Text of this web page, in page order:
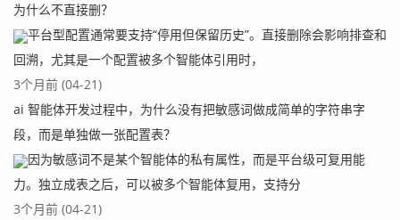
为什么不直接删？
平台型配置通常要支持“停用但保留历史”。直接删除会影响排查和
回溯，尤其是一个配置被多个智能体引用时，
3个月前 (04-21)
ai 智能体开发过程中，为什么没有把敏感词做成简单的字符串字
段，而是单独做一张配置表？
因为敏感词不是某个智能体的私有属性，而是平台级可复用能
力。独立成表之后，可以被多个智能体复用，支持分
3个月前 (04-21)